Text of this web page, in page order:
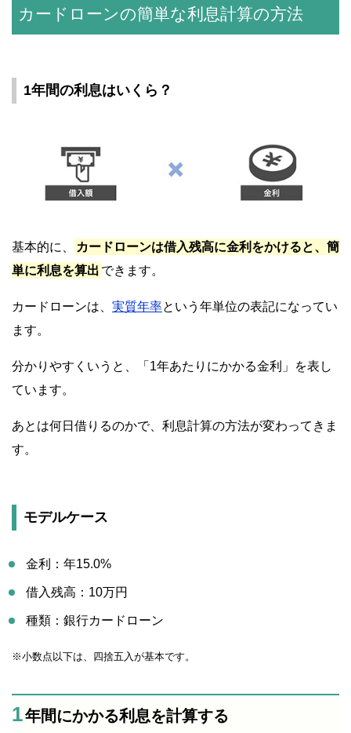
カードローンの簡単な利息計算の方法
1年間の利息はいくら？
基本的に、
カードローンは借入残高に金利をかけると、簡
単に利息を算出 できます。
カードローンは、 実質年率という年単位の表記になってい
ます。
分かりやすくいうと、「1年あたりにかかる金利」を表し
ています。
あとは何日借りるのかで、利息計算の方法が変わってきま
す。
モデルケース
金利：年15.0%
借入残高：10万円
種類：銀行カードローン
※小数点以下は、四捨五入が基本です。
1年間にかかる利息を計算する